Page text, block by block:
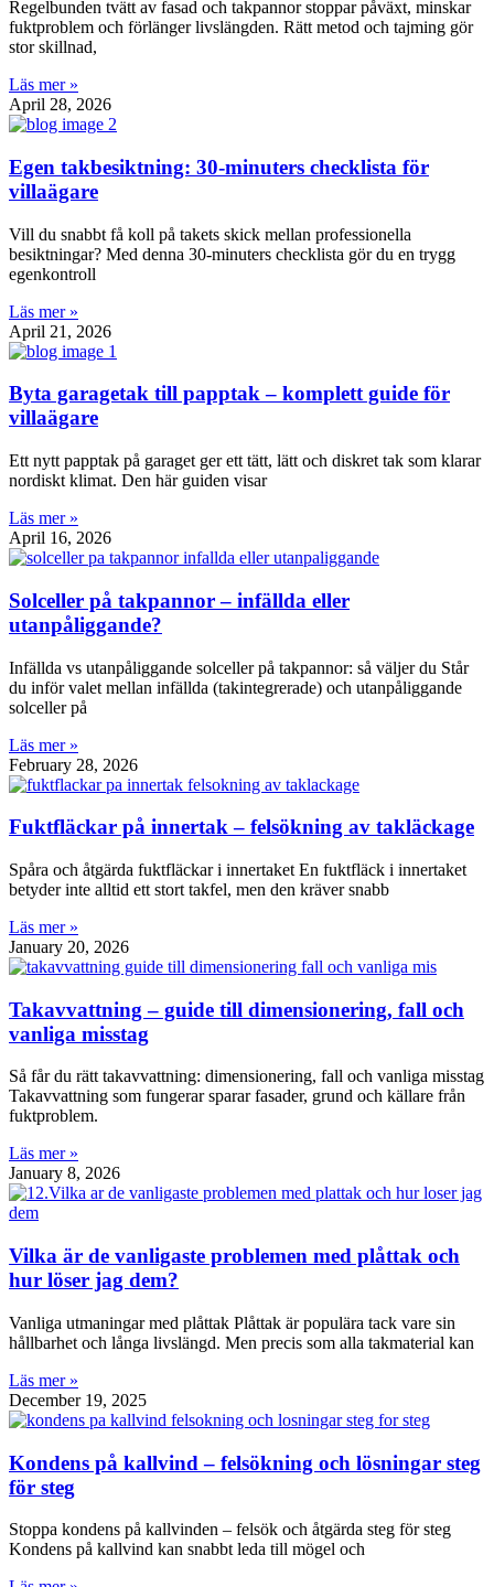
Regelbunden tvätt av fasad och takpannor stoppar påväxt, minskar
fuktproblem och förlänger livslängden. Rätt metod och tajming gör
stor skillnad,
Läs mer »
April 28, 2026
Egen takbesiktning: 30‑minuters checklista för
villaägare
Vill du snabbt få koll på takets skick mellan professionella
besiktningar? Med denna 30‑minuters checklista gör du en trygg
egenkontroll
Läs mer »
April 21, 2026
Byta garagetak till papptak – komplett guide för
villaägare
Ett nytt papptak på garaget ger ett tätt, lätt och diskret tak som klarar
nordiskt klimat. Den här guiden visar
Läs mer »
April 16, 2026
Solceller på takpannor – infällda eller
utanpåliggande?
Infällda vs utanpåliggande solceller på takpannor: så väljer du Står
du inför valet mellan infällda (takintegrerade) och utanpåliggande
solceller på
Läs mer »
February 28, 2026
Fuktfläckar på innertak – felsökning av takläckage
Spåra och åtgärda fuktfläckar i innertaket En fuktfläck i innertaket
betyder inte alltid ett stort takfel, men den kräver snabb
Läs mer »
January 20, 2026
Takavvattning – guide till dimensionering, fall och
vanliga misstag
Så får du rätt takavvattning: dimensionering, fall och vanliga misstag
Takavvattning som fungerar sparar fasader, grund och källare från
fuktproblem.
Läs mer »
January 8, 2026
Vilka är de vanligaste problemen med plåttak och
hur löser jag dem?
Vanliga utmaningar med plåttak Plåttak är populära tack vare sin
hållbarhet och långa livslängd. Men precis som alla takmaterial kan
Läs mer »
December 19, 2025
Kondens på kallvind – felsökning och lösningar steg
för steg
Stoppa kondens på kallvinden – felsök och åtgärda steg för steg
Kondens på kallvind kan snabbt leda till mögel och